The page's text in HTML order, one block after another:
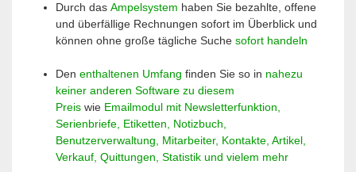
Durch das Ampelsystem haben Sie bezahlte, offene
und überfällige Rechnungen sofort im Überblick und
können ohne große tägliche Suche sofort handeln
Den enthaltenen Umfang finden Sie so in nahezu
keiner anderen Software zu diesem
Preis wie Emailmodul mit Newsletterfunktion,
Serienbriefe, Etiketten, Notizbuch,
Benutzerverwaltung, Mitarbeiter, Kontakte, Artikel,
Verkauf, Quittungen, Statistik und vielem mehr